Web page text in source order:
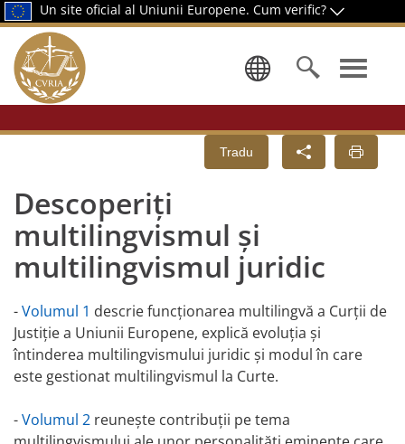
Un site oficial al Uniunii Europene. Cum verific?
Selectați o
Tradu
Descoperiți
multilingvismul și
multilingvismul juridic
-Volumul 1 descrie funcționarea multilingvă a Curții de
Justiție a Uniunii Europene, explică evoluția și
întinderea multilingvismului juridic și modul în care
este gestionat multilingvismul la Curte.
-Volumul 2 reunește contribuții pe tema